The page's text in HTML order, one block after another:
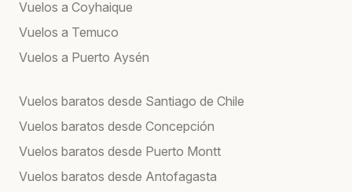
Vuelos a Coyhaique
Vuelos a Temuco
Vuelos a Puerto Aysén
Vuelos baratos desde Santiago de Chile
Vuelos baratos desde Concepción
Vuelos baratos desde Puerto Montt
Vuelos baratos desde Antofagasta